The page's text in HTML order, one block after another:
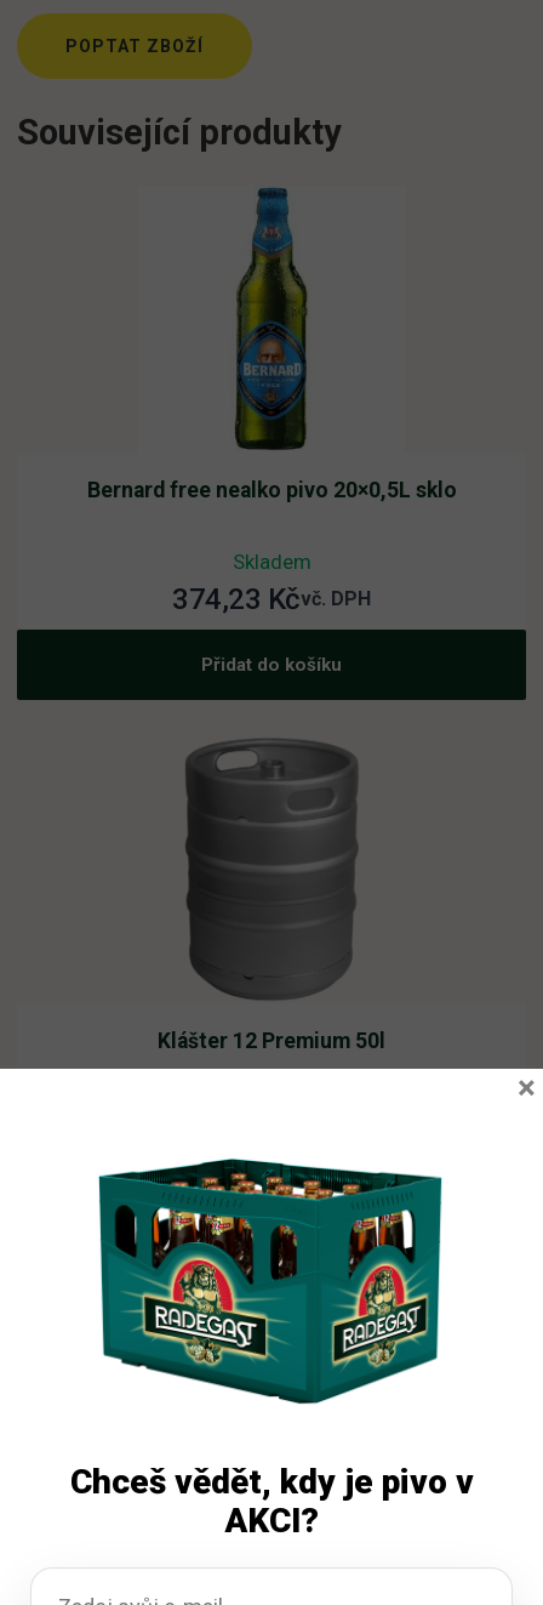
POPTAT ZBOŽÍ
Související produkty
Bernard free nealko pivo 20×0,5L sklo
Skladem
374,23 Kčvč. DPH
Přidat do košíku
Klášter 12 Premium 50l
2 210,62
Čtěte více
Kozel Mistrův ležák 0,5L plech
Chceš vědět, kdy je pivo v
AKCI?
×